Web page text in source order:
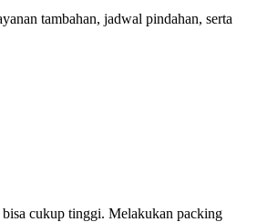
tambahan, jadwal pindahan, serta
bisa cukup tinggi. Melakukan packing